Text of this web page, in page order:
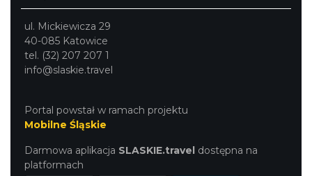
ul. Mickiewicza 29
40-085 Katowice
tel. (32) 207 207 1
info@slaskie.travel
Portal powstał w ramach projektu
Mobilne Śląskie
Darmowa aplikacja SLASKIE.travel dostępna na
platformach